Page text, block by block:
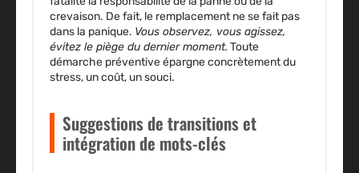
crevaison. De fait, le remplacement ne se fait pas
dans la panique. Vous observez, vous agissez,
évitez le piège du dernier moment. Toute
démarche préventive épargne concrètement du
stress, un coût, un souci.
Suggestions de transitions et
intégration de mots-clés